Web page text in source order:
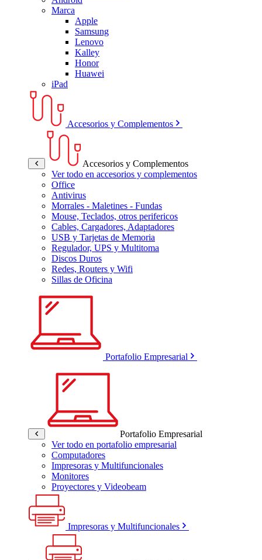
Marca
Apple
Samsung
Lenovo
Kalley
Honor
Huawei
iPad
Accesorios y Complementos
Accesorios y Complementos
Ver todo en accesorios y complementos
Office
Antivirus
Morrales - Maletines - Fundas
Mouse, Teclados, otros perifericos
Cables, Cargadores, Adaptadores
USB y Tarjetas de Memoria
Regulador, UPS y Multitoma
Discos Duros
Redes, Routers y Wifi
Sillas de Oficina
Portafolio Empresarial
Portafolio Empresarial
Ver todo en portafolio empresarial
Computadores
Impresoras y Multifuncionales
Monitores
Proyectores y Videobeam
Impresoras y Multifuncionales